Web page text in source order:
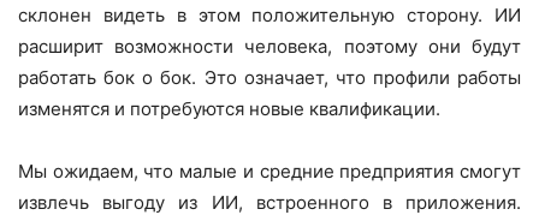
склонен видеть в этом положительную сторону. ИИ
расширит возможности человека, поэтому они будут
работать бок о бок. Это означает, что профили работы
изменятся и потребуются новые квалификации.
Мы ожидаем, что малые и средние предприятия смогут
извлечь выгоду из ИИ, встроенного в приложения.